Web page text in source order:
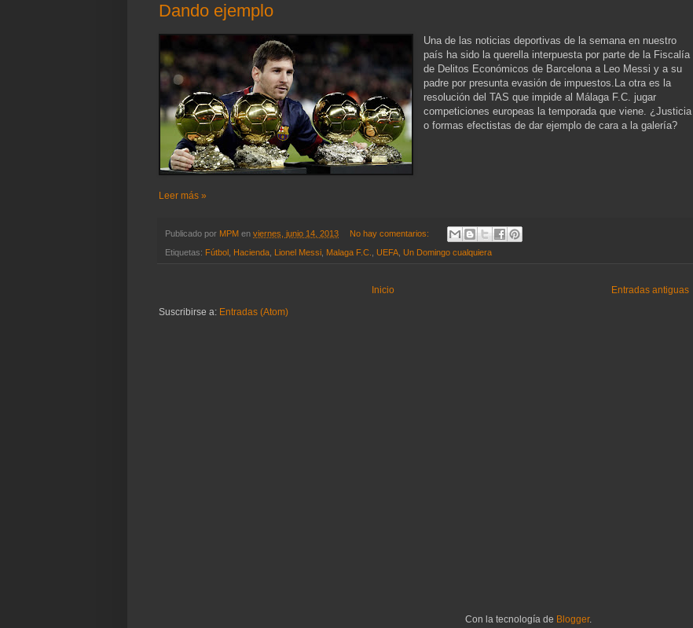
Dando ejemplo
Una de las noticias deportivas de la semana en nuestro
país ha sido la querella interpuesta por parte de la Fiscalía
de Delitos Económicos de Barcelona a Leo Messi y a su
padre por presunta evasión de impuestos.La otra es la
resolución del TAS que impide al Málaga F.C. jugar
competiciones europeas la temporada que viene. ¿Justicia
o formas efectistas de dar ejemplo de cara a la galería?
Leer más »
Publicado por MPM en viernes, junio 14, 2013 No hay comentarios:
Etiquetas: Fútbol Hacienda Lionel Messi Malaga F.C. UEFA Un Domingo cualquiera
Entradas antiguas
Inicio
Suscribirse a: Entradas (Atom)
Con la tecnología de Blogger.